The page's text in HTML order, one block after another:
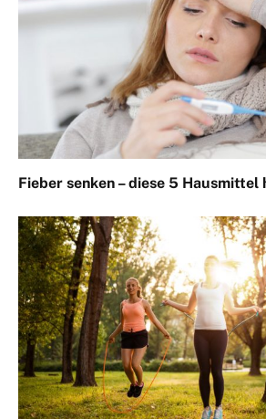
Fieber senken – diese 5 Hausmittel